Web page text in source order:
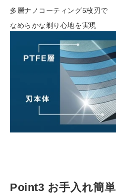
多層ナノコーティング5枚刃で
なめらかな剃り心地を実現
Point3 お手入れ簡単